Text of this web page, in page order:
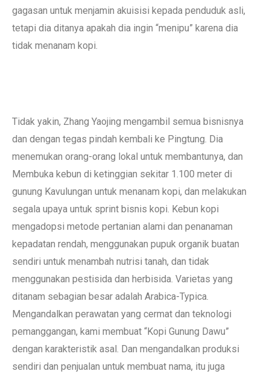
gagasan untuk menjamin akuisisi kepada penduduk asli,
tetapi dia ditanya apakah dia ingin “menipu” karena dia
tidak menanam kopi.
Tidak yakin, Zhang Yaojing mengambil semua bisnisnya
dan dengan tegas pindah kembali ke Pingtung. Dia
menemukan orang-orang lokal untuk membantunya, dan
Membuka kebun di ketinggian sekitar 1.100 meter di
gunung Kavulungan untuk menanam kopi, dan melakukan
segala upaya untuk sprint bisnis kopi. Kebun kopi
mengadopsi metode pertanian alami dan penanaman
kepadatan rendah, menggunakan pupuk organik buatan
sendiri untuk menambah nutrisi tanah, dan tidak
menggunakan pestisida dan herbisida. Varietas yang
ditanam sebagian besar adalah Arabica-Typica.
Mengandalkan perawatan yang cermat dan teknologi
pemanggangan, kami membuat “Kopi Gunung Dawu”
dengan karakteristik asal. Dan mengandalkan produksi
sendiri dan penjualan untuk membuat nama, itu juga